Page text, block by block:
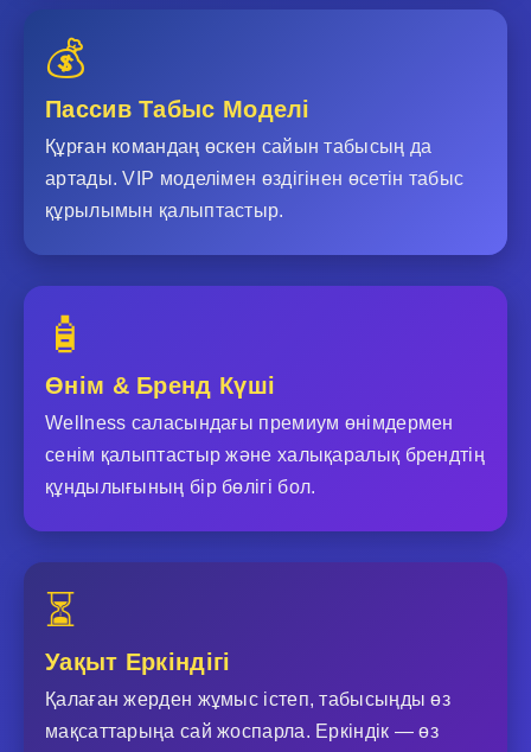
💰
Пассив Табыс Моделі
Құрған командаң өскен сайын табысың да
артады. VIP моделімен өздігінен өсетін табыс
құрылымын қалыптастыр.
🧴
Өнім & Бренд Күші
Wellness саласындағы премиум өнімдермен
сенім қалыптастыр және халықаралық брендтің
құндылығының бір бөлігі бол.
⏳
Уақыт Еркіндігі
Қалаған жерден жұмыс істеп, табысыңды өз
мақсаттарыңа сай жоспарла. Еркіндік — өз